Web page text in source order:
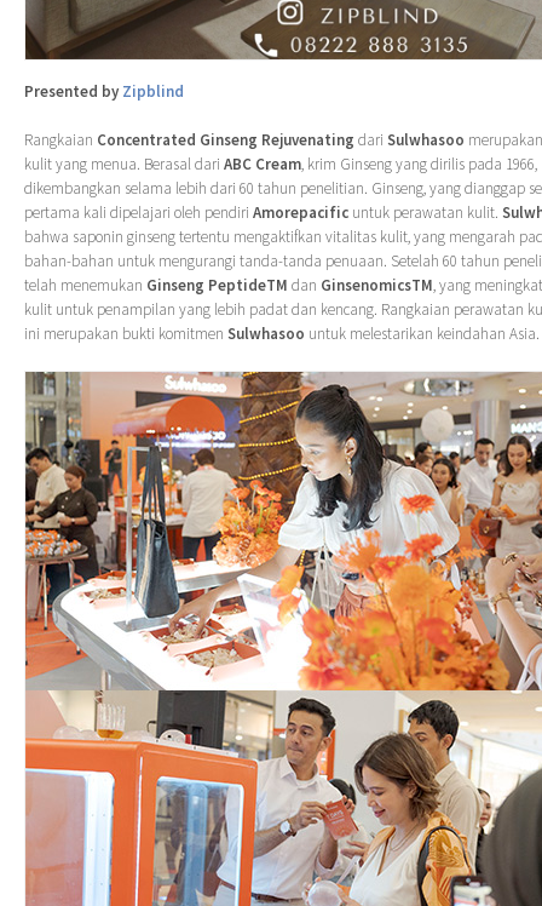
Presented by Zipblind
Rangkaian Concentrated Ginseng Rejuvenating dari Sulwhasoo
kulit yang menua. Berasal dari ABC Cream, krim Ginseng yang dirilis pada
dikembangkan selama lebih dari 60 tahun penelitian. Ginseng, yang dianggap
pertama kali dipelajari oleh pendiri Amorepacific untuk perawatan kulit.
bahwa saponin ginseng tertentu mengaktifkan vitalitas kulit, yang mengarah
bahan-bahan untuk mengurangi tanda-tanda penuaan. Setelah 60 tahun
telah menemukan Ginseng PeptideTM dan GinsenomicsTM, yang
kulit untuk penampilan yang lebih padat dan kencang. Rangkaian perawatan
ini merupakan bukti komitmen Sulwhasoo untuk melestarikan keindahan Asia.